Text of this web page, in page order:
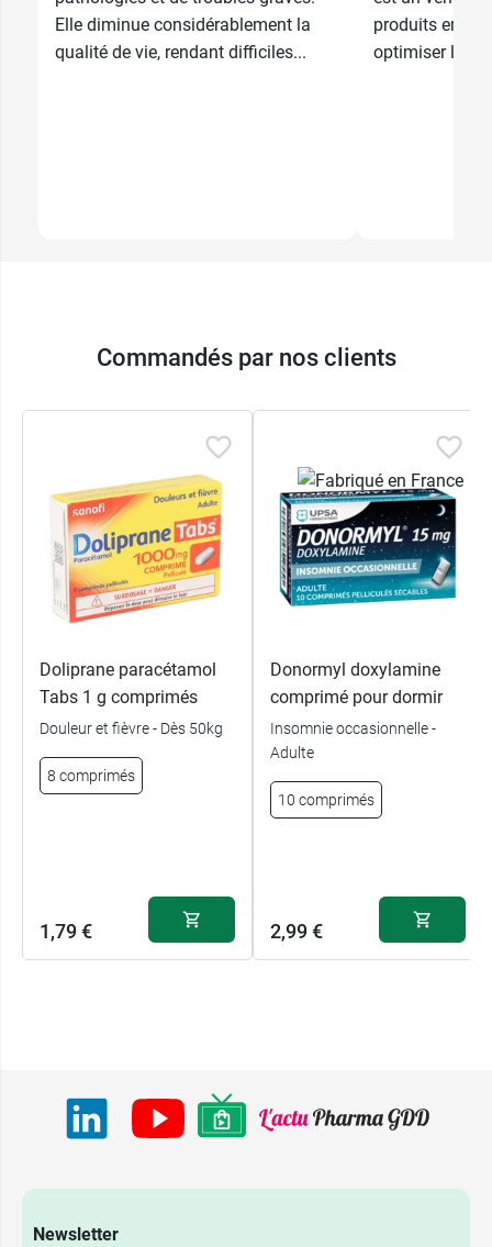
Elle diminue considérablement la
qualité de vie, rendant difficiles...
produits
optimiser
Commandés par nos clients
Doliprane paracétamol
Tabs 1 g comprimés
Douleur et fièvre - Dès 50kg
8 comprimés
1,79 €
Donormyl doxylamine
comprimé pour dormir
Insomnie occasionnelle -
Adulte
10 comprimés
2,99 €
Newsletter